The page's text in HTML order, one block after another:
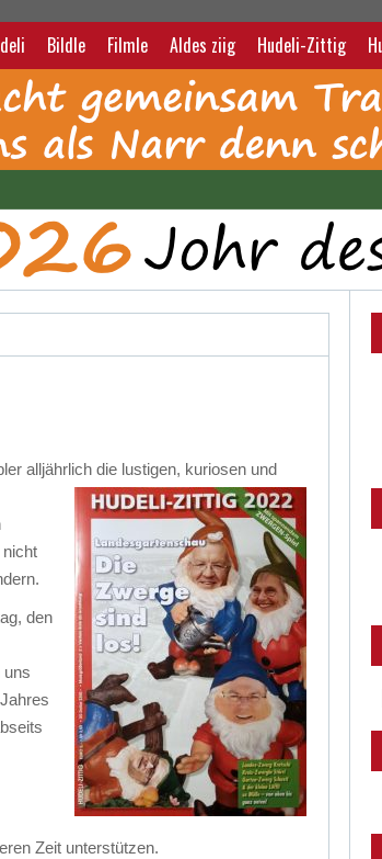
Bildle Filmle Aldes ziig Hudeli-Zittig
alljährlich die lustigen, kuriosen und
nicht
den
uns
Zeit unterstützen.